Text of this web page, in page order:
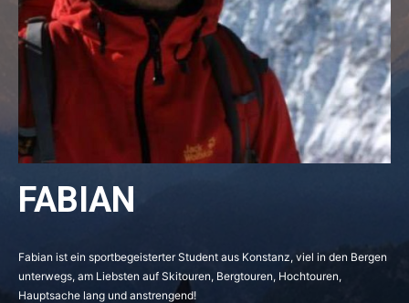
FABIAN
Fabian ist ein sportbegeisterter Student aus Konstanz, viel in den Bergen
unterwegs, am Liebsten auf Skitouren, Bergtouren, Hochtouren,
Hauptsache lang und anstrengend!